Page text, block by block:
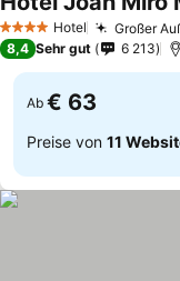
4 Sterne Hotel Großer
8,4 Sehr gut 6 213
Ab € 63
Preise von 11